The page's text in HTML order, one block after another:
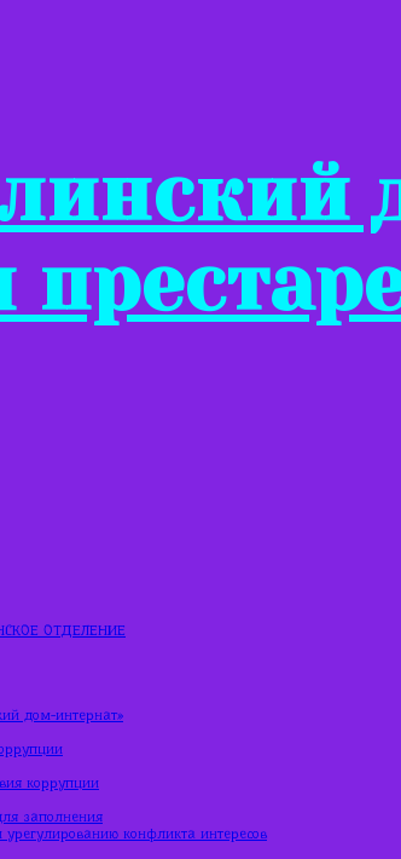
ОТДЕЛЕНИЕ
дом-интернат»
коррупции
заполнения
конфликта интересов